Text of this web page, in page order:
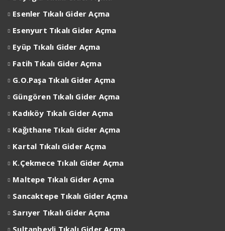
Esenler Tıkalı Gider Açma
Esenyurt Tıkalı Gider Açma
Eyüp Tıkalı Gider Açma
Fatih Tıkalı Gider Açma
G.O.Paşa Tıkalı Gider Açma
Güngören Tıkalı Gider Açma
Kadıköy Tıkalı Gider Açma
Kağıthane Tıkalı Gider Açma
Kartal Tıkalı Gider Açma
K.Çekmece Tıkalı Gider Açma
Maltepe Tıkalı Gider Açma
Sancaktepe Tıkalı Gider Açma
Sarıyer Tıkalı Gider Açma